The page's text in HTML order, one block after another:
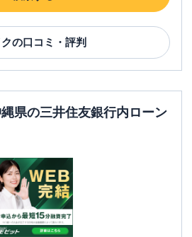
の口コミ・評判
県の三井住友銀行内ローン